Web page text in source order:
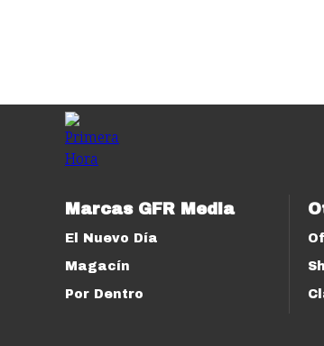
Marcas GFR Media
El Nuevo Día
Magacín
Por Dentro